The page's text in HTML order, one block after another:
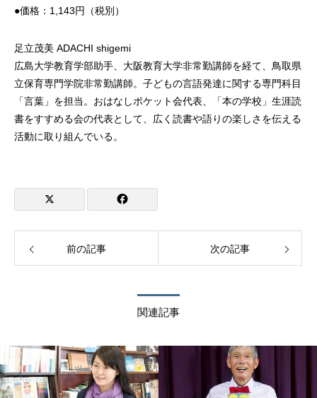
●価格：1,143円（税別）
足立茂美 ADACHI shigemi
広島大学教育学部助手、大阪教育大学非常勤講師を経て、鳥取県
立保育専門学院非常勤講師。子どもの言語発達に関する専門科目
「言葉」を担当。おはなしポケット会代表、「本の学校」生涯読
書をすすめる会の代表として、広く読書や語りの楽しさを伝える
活動に取り組んでいる。
前の記事 次の記事
関連記事